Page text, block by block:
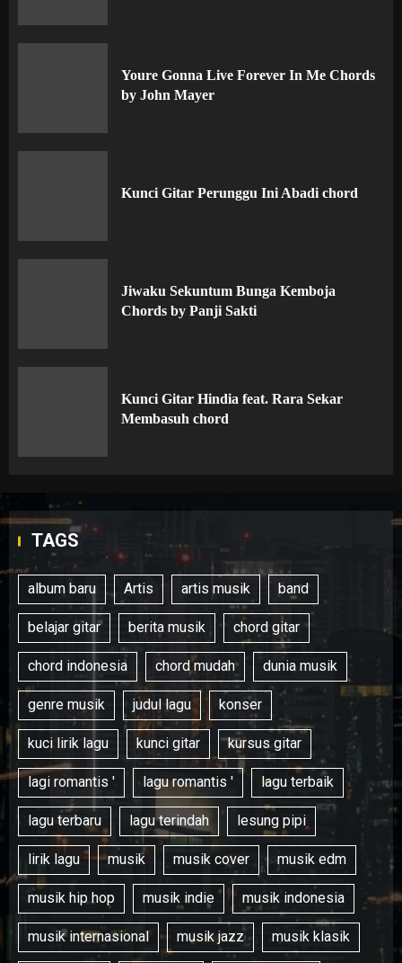
Youre Gonna Live Forever In Me Chords
by John Mayer
Kunci Gitar Perunggu Ini Abadi chord
Jiwaku Sekuntum Bunga Kemboja
Chords by Panji Sakti
Kunci Gitar Hindia feat. Rara Sekar
Membasuh chord
TAGS
album baru Artis artis musik band
belajar gitar berita musik chord gitar
chord indonesia chord mudah dunia musik
genre musik judul lagu konser
kuci lirik lagu kunci gitar kursus gitar
lagi romantis ' lagu romantis ' lagu terbaik
lagu terbaru lagu terindah lesung pipi
lirik lagu musik musik cover musik edm
musik hip hop musik indie musik indonesia
musik internasional musik jazz musik klasik